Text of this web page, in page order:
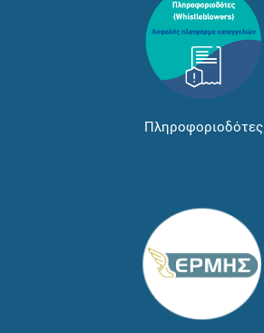
Πληροφοριοδότες